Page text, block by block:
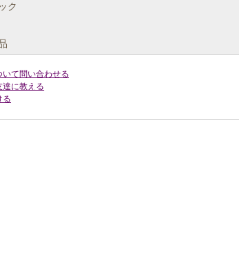
ク
いて問い合わせる
達に教える
る